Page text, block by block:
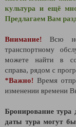
культура и ещё
Предлагаем Вам
Внимание!
Всю
транспортному
можете найти в
справа, рядом с
*Важно! Время
изменении времени
Бронирование
даты тура могут